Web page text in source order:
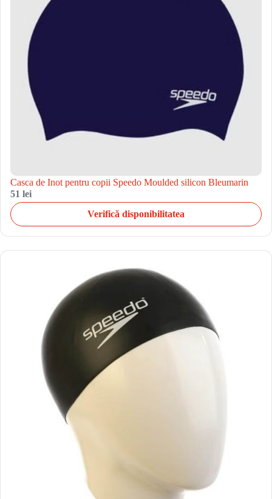
Casca de Inot pentru copii Speedo Moulded silicon Bleumarin
51 lei
Verifică disponibilitatea